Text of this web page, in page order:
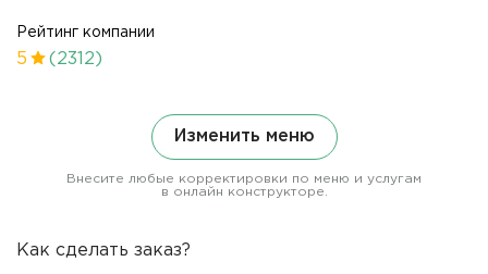
Рейтинг компании
5 (2312)
Изменить меню
Внесите любые корректировки по меню и услугам
в онлайн конструкторе.
Как сделать заказ?